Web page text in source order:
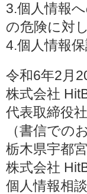
3.個人情報
の危険に対
4.個人情報
令和6年2月
株式会社
代表取締役
（書信での
栃木県宇都
株式会社
個人情報相